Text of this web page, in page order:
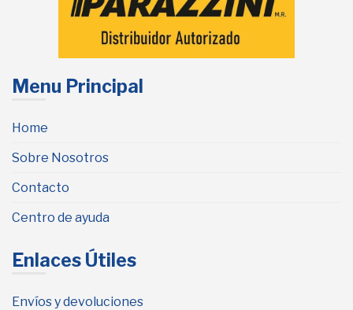
Menu Principal
Home
Sobre Nosotros
Contacto
Centro de ayuda
Enlaces Útiles
Envíos y devoluciones